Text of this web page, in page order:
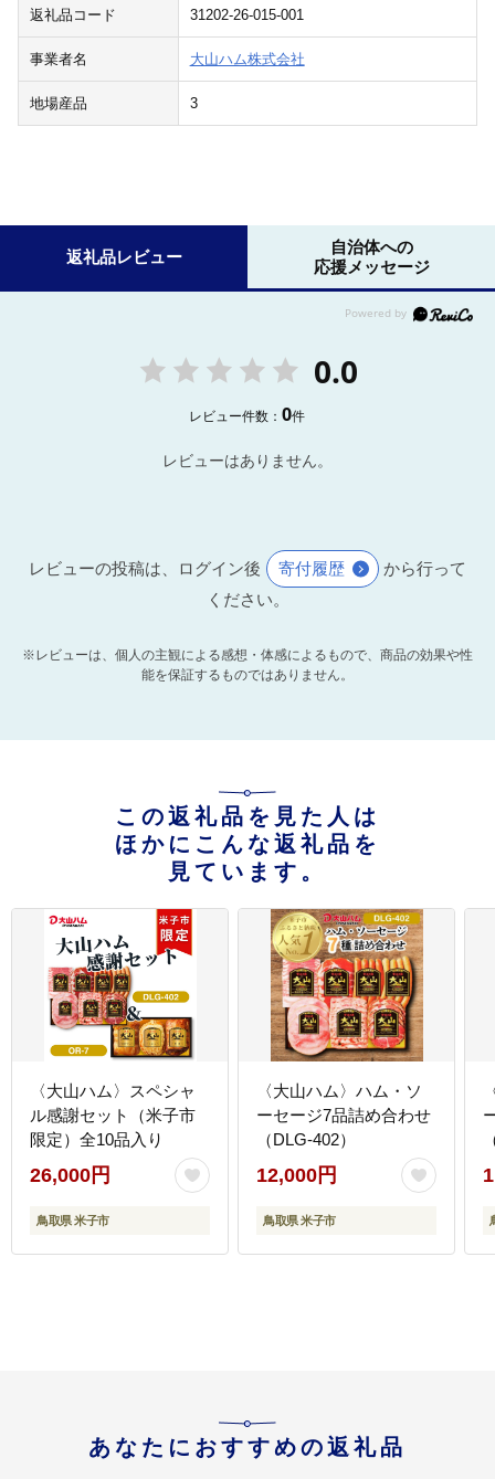
返礼品コード 31202-26-015-001
事業者名 大山ハム株式会社
地場産品 3
返礼品レビュー
自治体への
応援メッセージ
0.0
レビュー件数：0件
レビューはありません。
レビューの投稿は、ログイン後 寄付履歴
から行って
ください。
※レビューは、個人の主観による感想・体感によるもので、商品の効果や性
能を保証するものではありません。
この返礼品を見た人は
ほかにこんな返礼品を
見ています。
〈大山ハム〉スペシャ
ル感謝セット（米子市
限定）全10品入り
26,000円
鳥取県 米子市
〈大山ハム〉ハム・ソ
ーセージ7品詰め合わせ
（DLG-402）
12,000円
鳥取県 米子市
あなたにおすすめの返礼品